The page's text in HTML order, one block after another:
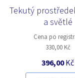
Tekutý
a světlé
Cena po
330,00 Kč
396,00Kč